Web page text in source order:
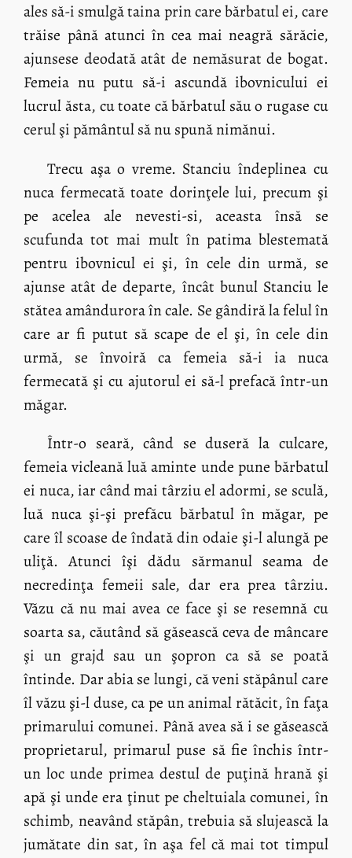
ales să-i smulgă taina prin care bărbatul ei, care
trăise până atunci în cea mai neagră sărăcie,
ajunsese deodată atât de nemăsurat de bogat.
Femeia nu putu să-i ascundă ibovnicului ei
lucrul ăsta, cu toate că bărbatul său o rugase cu
cerul şi pământul să nu spună nimănui.
Trecu aşa o vreme. Stanciu îndeplinea cu
nuca fermecată toate dorinţele lui, precum şi
pe acelea ale nevesti-si, aceasta însă se
scufunda tot mai mult în patima blestemată
pentru ibovnicul ei şi, în cele din urmă, se
ajunse atât de departe, încât bunul Stanciu le
stătea amândurora în cale. Se gândiră la felul în
care ar fi putut să scape de el şi, în cele din
urmă, se învoiră ca femeia să-i ia nuca
fermecată şi cu ajutorul ei să-l prefacă într-un
măgar.
Într-o seară, când se duseră la culcare,
femeia vicleană luă aminte unde pune bărbatul
ei nuca, iar când mai târziu el adormi, se sculă,
luă nuca şi-şi prefăcu bărbatul în măgar, pe
care îl scoase de îndată din odaie şi-l alungă pe
uliţă. Atunci îşi dădu sărmanul seama de
necredinţa femeii sale, dar era prea târziu.
Văzu că nu mai avea ce face şi se resemnă cu
soarta sa, căutând să găsească ceva de mâncare
şi un grajd sau un şopron ca să se poată
întinde. Dar abia se lungi, că veni stăpânul care
îl văzu şi-l duse, ca pe un animal rătăcit, în faţa
primarului comunei. Până avea să i se găsească
proprietarul, primarul puse să fie închis într-
un loc unde primea destul de puţină hrană şi
apă şi unde era ţinut pe cheltuiala comunei, în
schimb, neavând stăpân, trebuia să slujească la
jumătate din sat, în aşa fel că mai tot timpul